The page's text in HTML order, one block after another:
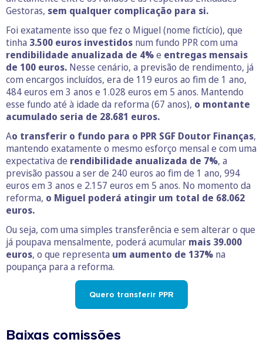
Gestoras, sem qualquer complicação para si.
Foi exatamente isso que fez o Miguel (nome fictício), que
tinha 3.500 euros investidos num fundo PPR com uma
rendibilidade anualizada de 4%e entregas mensais
de 100 euros. Nesse cenário, a previsão de rendimento, já
com encargos incluídos, era de 119 euros ao fim de 1 ano,
484 euros em 3 anos e 1.028 euros em 5 anos. Mantendo
esse fundo até à idade da reforma (67 anos), o montante
acumulado seria de 28.681 euros.
Ao transferir o fundo para o PPR SGF Doutor Finanças,
mantendo exatamente o mesmo esforço mensal e com uma
expectativa de rendibilidade anualizada de 7%, a
previsão passou a ser de 240 euros ao fim de 1 ano, 994
euros em 3 anos e 2.157 euros em 5 anos. No momento da
reforma, o Miguel poderá atingir um total de 68.062
euros.
Ou seja, com uma simples transferência e sem alterar o que
já poupava mensalmente, poderá acumular mais 39.000
euros, o que representa um aumento de 137% na
poupança para a reforma.
Quero transferir PPR
Baixas comissões